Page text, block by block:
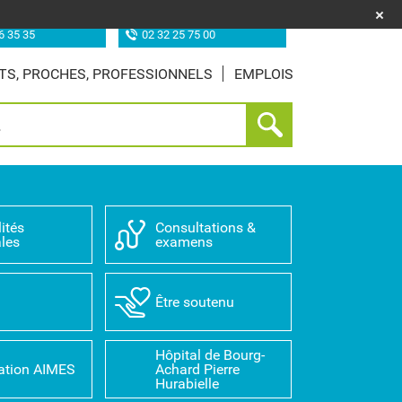
35 35
02 32 25 75 00
PROCHES, PROFESSIONNELS EMPLOIS
Consultations &
examens
Être soutenu
AIMES
Hôpital de Bourg-
Achard Pierre
Hurabielle